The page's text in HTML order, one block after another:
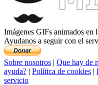
Imágenes GIFs animados en
Ayudanos a seguir con el
Sobre nosotros | Que hay de
ayuda? | Política de cookies |
servicio